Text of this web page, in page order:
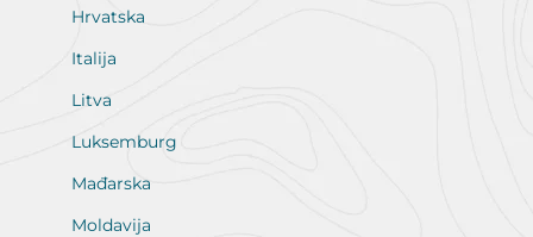
Hrvatska
Italija
Litva
Luksemburg
Mađarska
Moldavija